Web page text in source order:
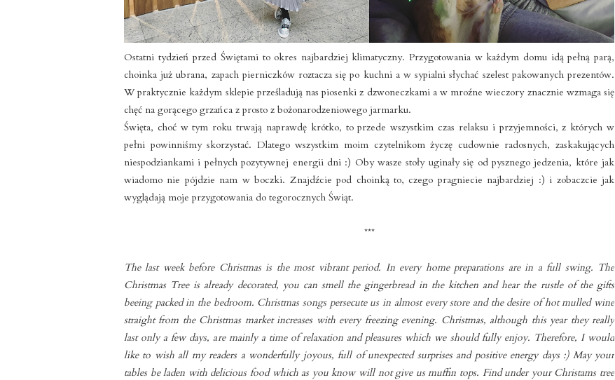
Ostatni tydzień przed Świętami to okres najbardziej klimatyczny. Przygotowania w każdym domu idą pełną parą,
choinka już ubrana, zapach pierniczków roztacza się po kuchni a w sypialni słychać szelest pakowanych prezentów.
W praktycznie każdym sklepie prześladują nas piosenki z dzwoneczkami a w mroźne wieczory znacznie wzmaga się
chęć na gorącego grzańca z prosto z bożonarodzeniowego jarmarku.
Święta, choć w tym roku trwają naprawdę krótko, to przede wszystkim czas relaksu i przyjemności, z których w
pełni powinniśmy skorzystać. Dlatego wszystkim moim czytelnikom życzę cudownie radosnych, zaskakujących
niespodziankami i pełnych pozytywnej energii dni :) Oby wasze stoły uginały się od pysznego jedzenia, które jak
wiadomo nie pójdzie nam w boczki. Znajdźcie pod choinką to, czego pragniecie najbardziej :) i zobaczcie jak
wyglądają moje przygotowania do tegorocznych Świąt.
***
The last week before Christmas is the most vibrant period. In every home preparations are in a full swing. The
Christmas Tree is already decorated, you can smell the gingerbread in the kitchen and hear the rustle of the gifts
beeing packed in the bedroom. Christmas songs persecute us in almost every store and the desire of hot mulled wine
straight from the Christmas market increases with every freezing evening. Christmas, although this year they really
last only a few days, are mainly a time of relaxation and pleasures which we should fully enjoy. Therefore, I would
like to wish all my readers a wonderfully joyous, full of unexpected surprises and positive energy days :) May your
tables be laden with delicious food which as you know will not give us muffin tops. Find under your Christams tree